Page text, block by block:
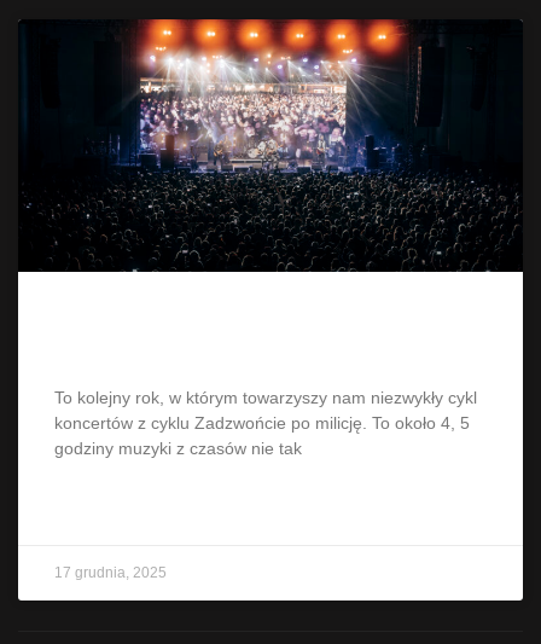
To kolejny rok, w którym towarzyszy nam niezwykły cykl
koncertów z cyklu Zadzwońcie po milicję. To około 4, 5
godziny muzyki z czasów nie tak
17 grudnia, 2025